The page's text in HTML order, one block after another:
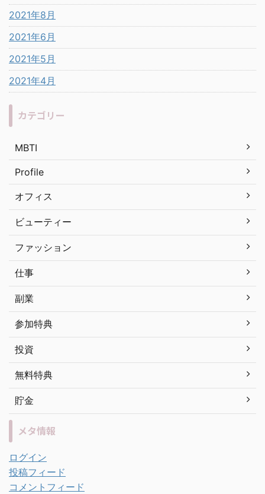
2021年8月
2021年6月
2021年5月
2021年4月
カテゴリー
MBTI
Profile
オフィス
ビューティー
ファッション
仕事
副業
参加特典
投資
無料特典
貯金
メタ情報
ログイン
投稿フィード
コメントフィード